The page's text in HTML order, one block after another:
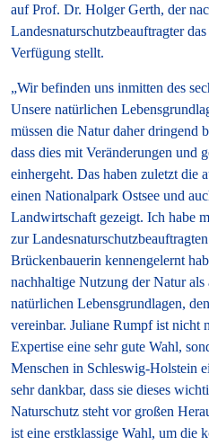
auf Prof. Dr. Holger Gerth, der
Landesnaturschutzbeauftragter
Verfügung stellt.
„Wir befinden uns inmitten des
Unsere natürlichen
müssen die Natur daher dringend
dass dies mit Veränderungen und
einhergeht. Das haben zuletzt die
einen Nationalpark Ostsee und
Landwirtschaft gezeigt. Ich habe
zur
Brückenbauerin kennengelernt
nachhaltige Nutzung der Natur
natürlichen Lebensgrundlagen,
vereinbar. Juliane Rumpf ist nicht
Expertise eine sehr gute Wahl,
Menschen in Schleswig-Holstein
sehr dankbar, dass sie dieses
Naturschutz steht vor großen
ist eine erstklassige Wahl, um die